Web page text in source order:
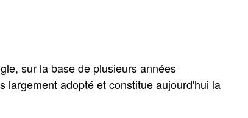
sur la base de plusieurs années
largement adopté et constitue aujourd'hui la